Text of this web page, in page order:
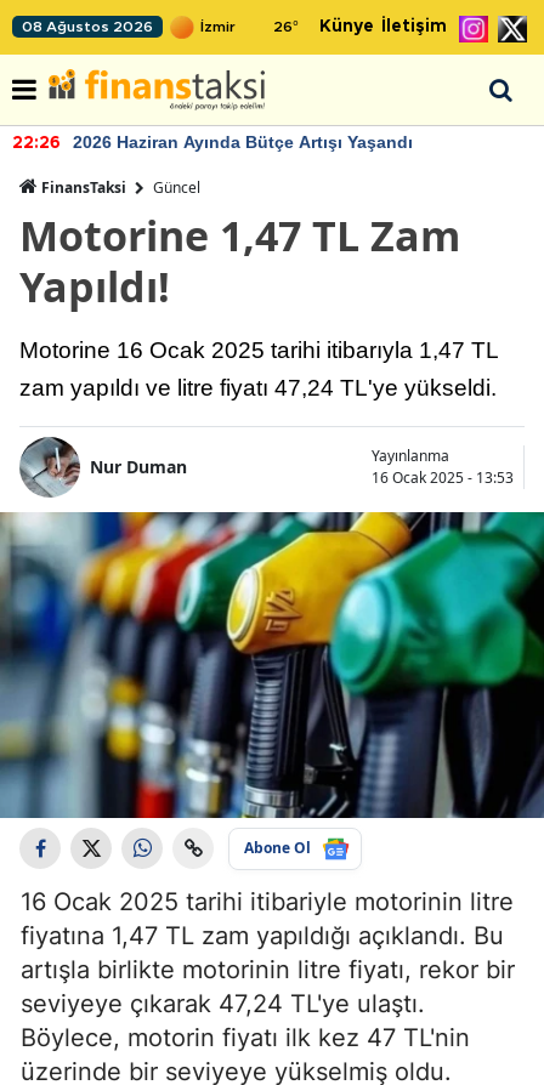
08 Ağustos 2026 26° Künye İletişim
22:26 2026 Haziran Ayında Bütçe Artışı Yaşandı
FinansTaksi Güncel
Motorine 1,47 TL Zam
Yapıldı!
Motorine 16 Ocak 2025 tarihi itibarıyla 1,47 TL
zam yapıldı ve litre fiyatı 47,24 TL'ye yükseldi.
Nur Duman
Yayınlanma
16 Ocak 2025 - 13:53
Abone Ol
16 Ocak 2025 tarihi itibariyle motorinin litre
fiyatına 1,47 TL zam yapıldığı açıklandı. Bu
artışla birlikte motorinin litre fiyatı, rekor bir
seviyeye çıkarak 47,24 TL'ye ulaştı.
Böylece, motorin fiyatı ilk kez 47 TL'nin
üzerinde bir seviyeye yükselmiş oldu.